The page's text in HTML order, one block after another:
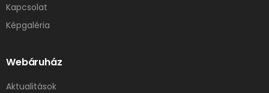
Kapcsolat
Képgaléria
Webáruház
Aktualitások